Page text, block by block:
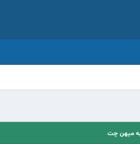
میهن چت